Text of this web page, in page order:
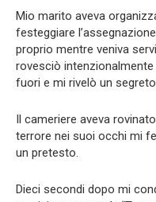
Mio marito aveva
festeggiare
proprio mentre veniva
rovesciò
fuori e mi rivelò un
Il cameriere aveva
terrore nei suoi occhi mi
un pretesto.
Dieci secondi dopo mi